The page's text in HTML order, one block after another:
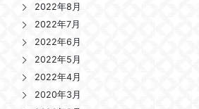
2022年8月
2022年7月
2022年6月
2022年5月
2022年4月
2020年3月